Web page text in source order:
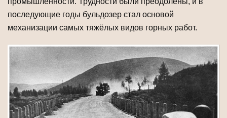
последующие годы бульдозер стал основой
механизации самых тяжёлых видов горных работ.